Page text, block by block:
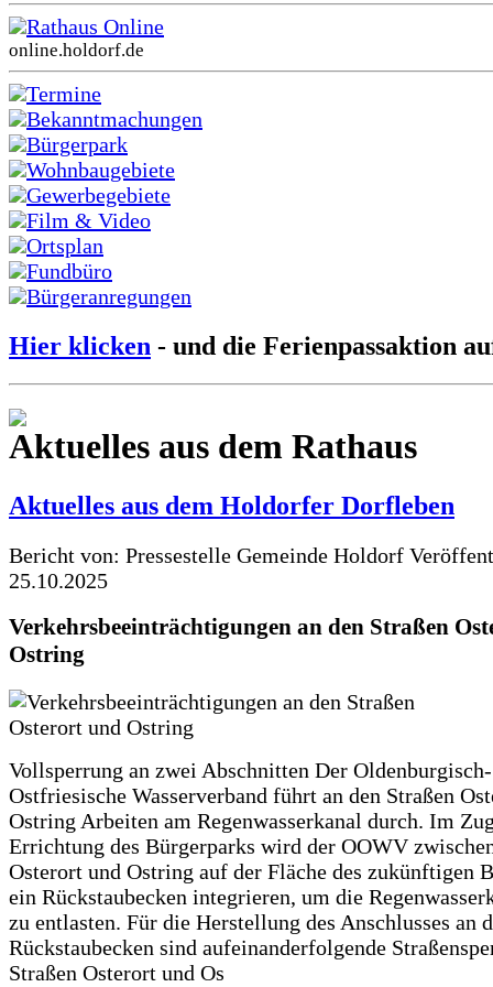
Rathaus Online
online.holdorf.de
Termine
Bekanntmachungen
Bürgerpark
Wohnbaugebiete
Gewerbegebiete
Film & Video
Ortsplan
Fundbüro
Bürgeranregungen
Hier klicken - und die Ferienpassaktion
Aktuelles aus dem Rathaus
Aktuelles aus dem Holdorfer Dorfleben
Bericht von: Pressestelle Gemeinde Holdorf
25.10.2025
Verkehrsbeeinträchtigungen an den Straßen
Ostring
Vollsperrung an zwei Abschnitten Der Oldenburgisch-
Ostfriesische Wasserverband führt an den Straßen
Ostring Arbeiten am Regenwasserkanal durch. Im
Errichtung des Bürgerparks wird der OOWV
Osterort und Ostring auf der Fläche des zukünftigen
ein Rückstaubecken integrieren, um die
zu entlasten. Für die Herstellung des Anschlusses an
Rückstaubecken sind aufeinanderfolgende
Straßen Osterort und Os